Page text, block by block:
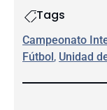
Tags
Campeonato
Fútbol, Unidad